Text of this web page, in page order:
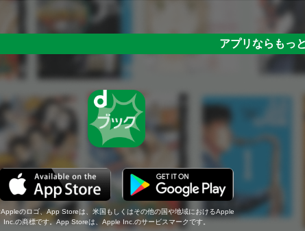
アプリならもっ
Appleのロゴ、App Storeは、米国もしくはその他の国や地域におけるApple
Inc.の商標です。App Storeは、Apple Inc.のサービスマークです。